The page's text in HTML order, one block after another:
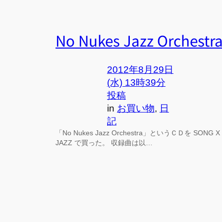
No Nukes Jazz
2012年8月29日
(水) 13時39分
投稿
in お買い物, 日
記
「No Nukes Jazz Orchestra」というＣＤを SONG X
JAZZ で買った。 収録曲は以…